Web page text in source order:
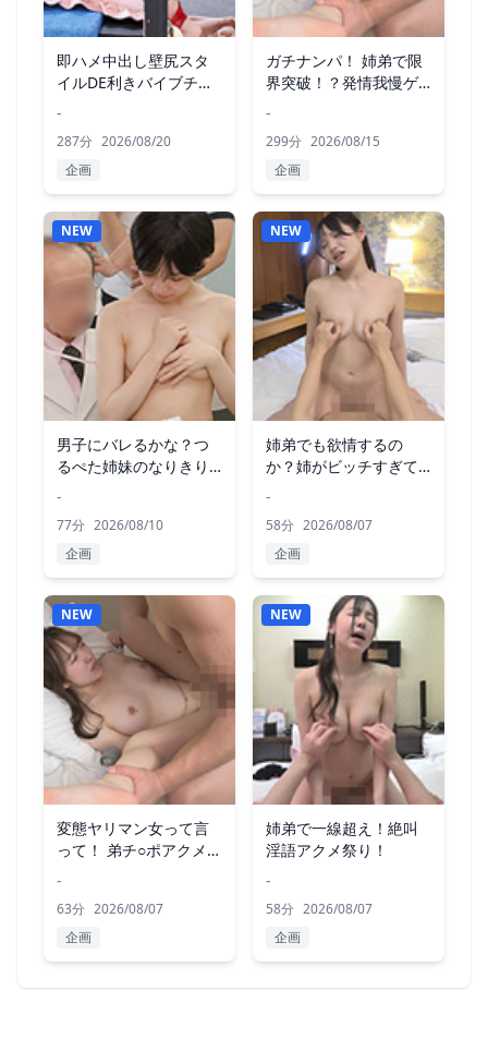
即ハメ中出し壁尻スタ
イルDE利きバイブチャ
-
287分 2026/08/20
企画
ガチナンパ！ 姉弟で限
界突破！？発情我慢ゲ
-
299分 2026/08/15
企画
NEW
男子にバレるかな？つ
るぺた姉妹のなりきり
-
77分 2026/08/10
企画
NEW
姉弟でも欲情するの
か？姉がビッチすぎて
-
58分 2026/08/07
企画
NEW
変態ヤリマン女って言
って！ 弟チ○ポアクメを
-
63分 2026/08/07
企画
NEW
姉弟で一線超え！絶叫
淫語アクメ祭り！
-
58分 2026/08/07
企画